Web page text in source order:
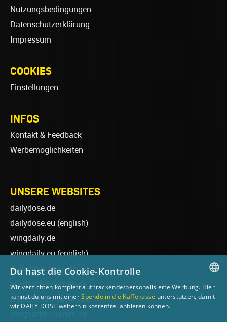
Nutzungsbedingungen
Datenschutzerklärung
Impressum
COOKIES
Einstellungen
INFOS
Kontakt & Feedback
Werbemöglichkeiten
UNSERE WEBSITES
dailydose.de
dailydose.eu (english)
wingdaily.de
wingdaily.eu(english)
dailydose-shop.de
windsurfen-lernen.de
wellenreiten-lernen.de
GERMAN
Du hast die Cookie-Kontrolle
Wir verzichten komplett auf trackende/personalisierte Werbung. Hier
kannst du uns mit einerSpende in die Kaffekasse unterstützen, damit
wir DAILY DOSE weiterhin kostenfrei anbieten können.